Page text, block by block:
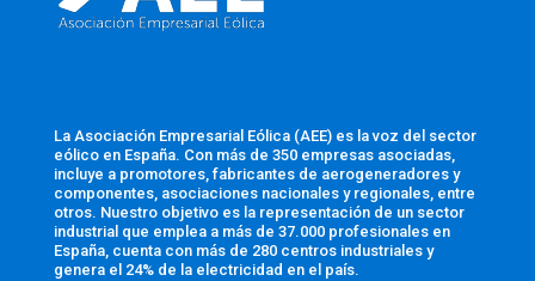
La Asociación Empresarial Eólica (AEE) es la voz del sector
eólico en España. Con más de 350 empresas asociadas,
incluye a promotores, fabricantes de aerogeneradores y
componentes, asociaciones nacionales y regionales, entre
otros. Nuestro objetivo es la representación de un sector
industrial que emplea a más de 37.000 profesionales en
España, cuenta con más de 280 centros industriales y
genera el 24% de la electricidad en el país.